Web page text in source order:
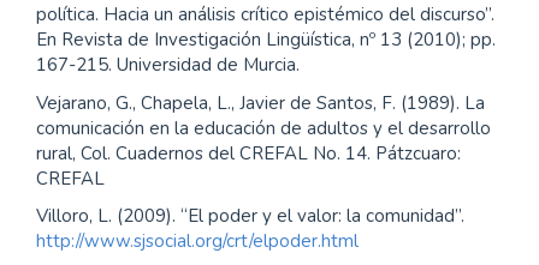
política. Hacia un análisis crítico epistémico del discurso”.
En Revista de Investigación Lingüística, nº 13 (2010); pp.
167-215. Universidad de Murcia.
Vejarano, G., Chapela, L., Javier de Santos, F. (1989). La
comunicación en la educación de adultos y el desarrollo
rural, Col. Cuadernos del CREFAL No. 14. Pátzcuaro:
CREFAL
Villoro, L. (2009). “El poder y el valor: la comunidad”.
http://www.sjsocial.org/crt/elpoder.html